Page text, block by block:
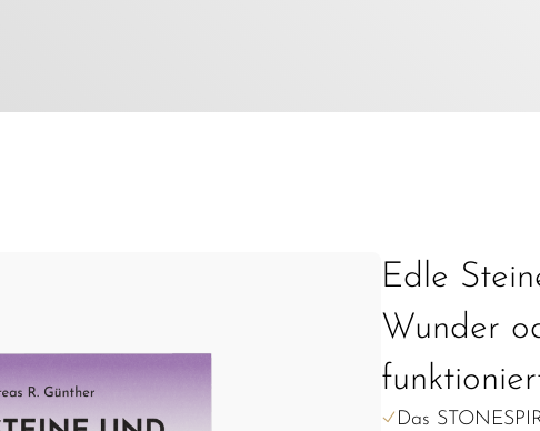
Edle
Wunder
Das